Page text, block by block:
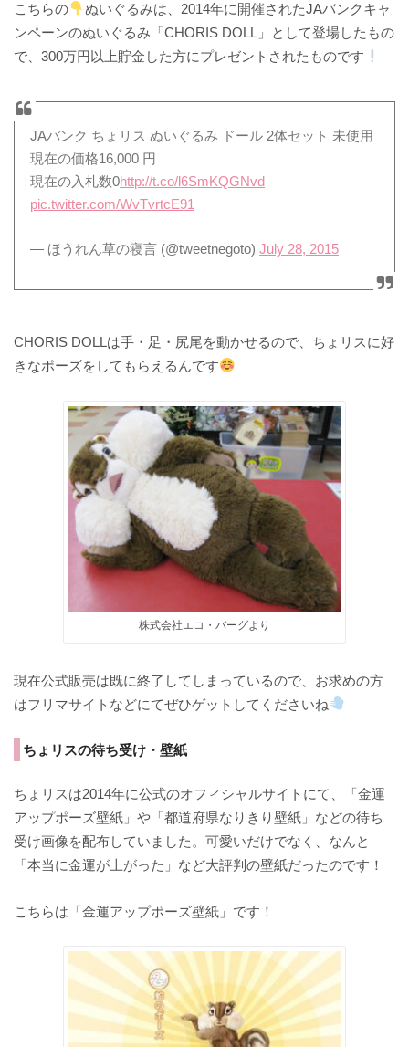
こちらの
ぬいぐるみは、2014年に開催されたJAバンクキャ
ンペーンのぬいぐるみ「CHORIS DOLL」として登場したもの
で、300万円以上貯金した方にプレゼントされたものです
JAバンク ちょリス ぬいぐるみ ドール 2体セット 未使用
現在の価格16,000 円
現在の入札数0http://t.co/l6SmKQGNvd
pic.twitter.com/WvTvrtcE91
— ほうれん草の寝言 (@tweetnegoto)July 28, 2015
CHORIS DOLLは手・足・尻尾を動かせるので、ちょリスに好
きなポーズをしてもらえるんです
株式会社エコ・バーグより
現在公式販売は既に終了してしまっているので、お求めの方
はフリマサイトなどにてぜひゲットしてくださいね
ちょリスの待ち受け・壁紙
ちょリスは2014年に公式のオフィシャルサイトにて、「金運
アップポーズ壁紙」や「都道府県なりきり壁紙」などの待ち
受け画像を配布していました。可愛いだけでなく、なんと
「本当に金運が上がった」など大評判の壁紙だったのです！
こちらは「金運アップポーズ壁紙」です！